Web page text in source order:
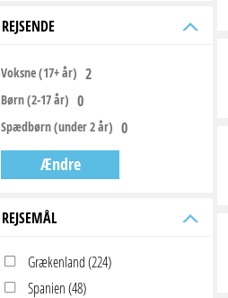
REJSENDE
Voksne (17+ år)
Børn (2-17 år)
Spædbørn (under 2 år)
Ændre
REJSEMÅL
Grækenland (224)
Spanien (48)